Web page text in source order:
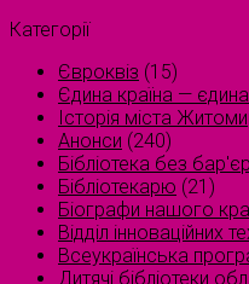
Категорії
Євроквіз (15)
Єдина країна — єдина
Історія міста
Анонси (240)
Бібліотека без
Бібліотекарю (21)
Біографи нашого
Відділ інноваційних
Всеукраїнська
Дитячі бібліотеки